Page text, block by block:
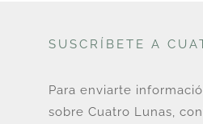
SUSCRÍBETE A
Para enviarte
sobre Cuatro Lunas,